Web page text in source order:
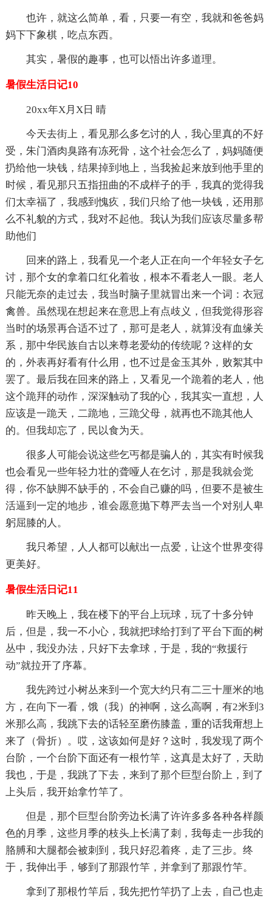
也许，就这么简单，看，只要一有空，我就和爸爸妈
妈下下象棋，吃点东西。
其实，暑假的趣事，也可以悟出许多道理。
暑假生活日记10
20xx年X月X日 晴
今天去街上，看见那么多乞讨的人，我心里真的不好
受，朱门酒肉臭路有冻死骨，这个社会怎么了，妈妈随便
扔给他一块钱，结果掉到地上，当我捡起来放到他手里的
时候，看见那只五指扭曲的不成样子的手，我真的觉得我
们太幸福了，我感到愧疚，我们只给了他一块钱，还用那
么不礼貌的方式，我对不起他。我认为我们应该尽量多帮
助他们
回来的路上，我看见一个老人正在向一个年轻女子乞
讨，那个女的拿着口红化着妆，根本不看老人一眼。老人
只能无奈的走过去，我当时脑子里就冒出来一个词：衣冠
禽兽。虽然现在想起来在意思上有点歧义，但我觉得形容
当时的场景再合适不过了，那可是老人，就算没有血缘关
系，那中华民族自古以来尊老爱幼的传统呢？这样的女
的，外表再好看有什么用，也不过是金玉其外，败絮其中
罢了。最后我在回来的路上，又看见一个跪着的老人，他
这个跪拜的动作，深深触动了我的心，我其实一直想，人
应该是一跪天，二跪地，三跪父母，就再也不跪其他人
的。但我却忘了，民以食为天。
很多人可能会说这些乞丐都是骗人的，其实有时候我
也会看见一些年轻力壮的聋哑人在乞讨，那是我就会觉
得，你不缺脚不缺手的，不会自己赚的吗，但要不是被生
活逼到一定的地步，谁会愿意抛下尊严去当一个对别人卑
躬屈膝的人。
我只希望，人人都可以献出一点爱，让这个世界变得
更美好。
暑假生活日记11
昨天晚上，我在楼下的平台上玩球，玩了十多分钟
后，但是，我一不小心，我就把球给打到了平台下面的树
丛中，我没办法，只好下去拿球，于是，我的“救援行
动”就拉开了序幕。
我先跨过小树丛来到一个宽大约只有二三十厘米的地
方，在向下一看，饿（我）的神啊，这么高啊，有2米到3
米那么高，我跳下去的话轻至磨伤膝盖，重的话我甭想上
来了（骨折）。哎，这该如何是好？这时，我发现了两个
台阶，一个台阶下面还有一根竹竿，这真是太好了，天助
我也，于是，我跳了下去，来到了那个巨型台阶上，到了
上头后，我开始拿竹竿了。
但是，那个巨型台阶旁边长满了许许多多各种各样颜
色的月季，这些月季的枝头上长满了刺，我每走一步我的
胳膊和大腿都会被刺到，我只好忍着疼，走了三步。终
于，我伸出手，够到了那跟竹竿，并拿到了那跟竹竿。
拿到了那根竹竿后，我先把竹竿扔了上去，自己也走